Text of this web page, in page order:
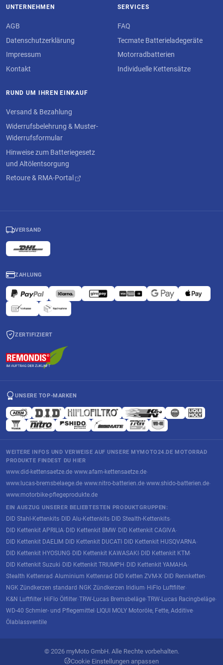
UNTERNEHMEN
AGB
Datenschutzerklärung
Impressum
Kontakt
SERVICES
FAQ
Tecmate Batterieladegeräte
Motorradbatterien
Individuelle Kettensätze
RUND UM IHREN EINKAUF
Versand & Bezahlung
Widerrufsbelehrung & Muster-
Widerrufsformular
Hinweise zum Batteriegesetz
und Altölentsorgung
Retoure & RMA-Portal
VERSAND
ZAHLUNG
ZERTIFIZIERT
UNSERE TOP-MARKEN
WEITERE INFOS UND VERWEISE AUF UNSERE MYMOTO24.DE MOTORRAD
PRODUKTE FINDEST DU HIER
www.did-kettensaetze.de·www.afam-kettensaetze.de·
www.lucas-bremsbelaege.de·www.nitro-batterien.de·www.shido-batterien.de·
www.motorbike-pflegeprodukte.de
EIN AUSZUG UNSERER BELIEBTESTEN PRODUKTGRUPPEN:
DID Stahl-Kettenkits· DID Alu-Kettenkits· DID Stealth-Kettenkits·
DID Kettenkit APRILIA· DID Kettenkit BMW· DID Kettenkit CAGIVA·
DID Kettenkit DAELIM· DID Kettenkit DUCATI· DID Kettenkit HUSQVARNA·
DID Kettenkit HYOSUNG· DID Kettenkit KAWASAKI· DID Kettenkit KTM·
DID Kettenkit Suzuki· DID Kettenkit TRIUMPH· DID Kettenkit YAMAHA·
Stealth Kettenrad·Aluminium Kettenrad· DID Ketten ZVM-X· DID Rennketten·
NGK Zündkerzen standard· NGK Zündkerzen Iridium· HiFlo Luftfilter·
K&N Luftfilter· HiFlo Ölfilter·TRW-Lucas Bremsbeläge·TRW-Lucas Racingbeläge·
WD-40 Schmier- und Pflegemittel· LIQUI MOLY Motoröle, Fette, Additive·
Ölablassventile
© 2026 myMoto GmbH. Alle Rechte vorbehalten.
Cookie Einstellungen anpassen